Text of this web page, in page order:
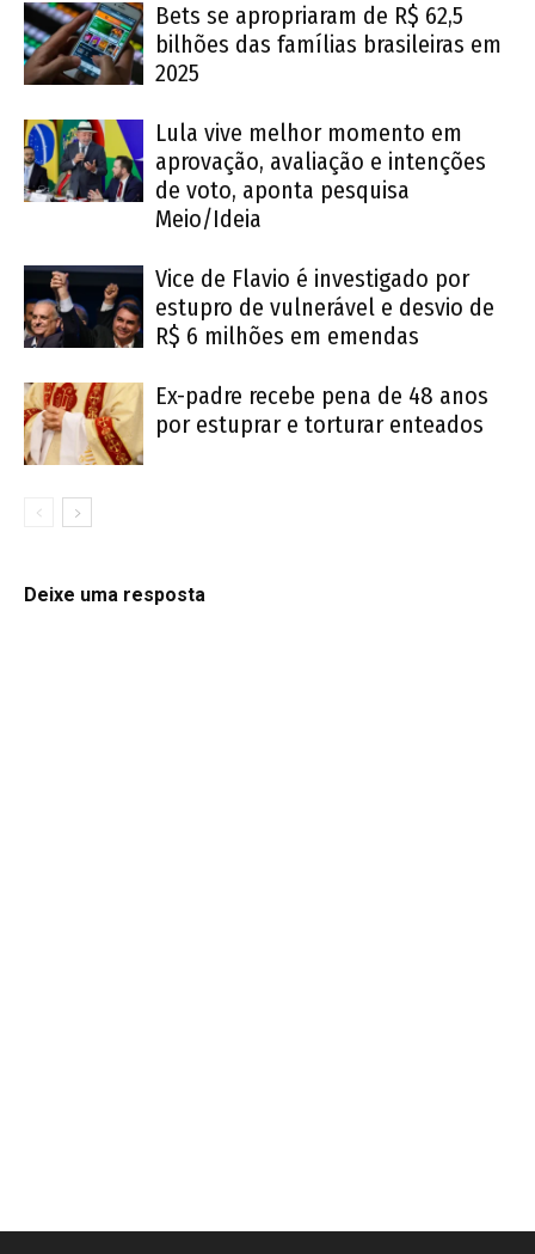
Bets se apropriaram de R$ 62,5
bilhões das famílias brasileiras em
2025
Lula vive melhor momento em
aprovação, avaliação e intenções
de voto, aponta pesquisa
Meio/Ideia
Vice de Flavio é investigado por
estupro de vulnerável e desvio de
R$ 6 milhões em emendas
Ex-padre recebe pena de 48 anos
por estuprar e torturar enteados
Deixe uma resposta